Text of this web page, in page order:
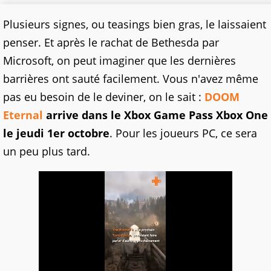
Plusieurs signes, ou teasings bien gras, le laissaient
penser. Et après le rachat de Bethesda par
Microsoft, on peut imaginer que les dernières
barrières ont sauté facilement. Vous n'avez même
pas eu besoin de le deviner, on le sait : DOOM
Eternal arrive dans le Xbox Game Pass Xbox One
le jeudi 1er octobre. Pour les joueurs PC, ce sera
un peu plus tard.